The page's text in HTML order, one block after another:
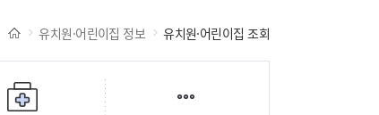
유치원·어린이집 정보 유치원·어린이집 조회